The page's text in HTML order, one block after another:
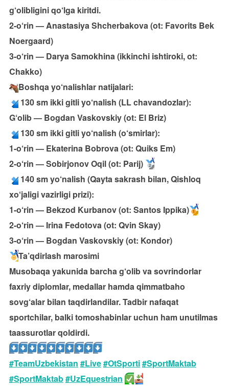
g‘olibligini qo‘lga kiritdi.
2-o‘rin — Anastasiya Shcherbakova (ot: Favorits Bek
Noergaard)
3-o‘rin — Darya Samokhina (ikkinchi ishtiroki, ot:
Chakko)
Boshqa yo‘nalishlar natijalari:
130 sm ikki gitli yo‘nalish (LL chavandozlar):
G‘olib — Bogdan Vaskovskiy (ot: El Briz)
130 sm ikki gitli yo‘nalish (o‘smirlar):
1-o‘rin — Ekaterina Bobrova (ot: Quiks Em)
2-o‘rin — Sobirjonov Oqil (ot: Parij)
140 sm yo‘nalish (Qayta sakrash bilan, Qishloq
xo‘jaligi vazirligi prizi):
1-o‘rin — Bekzod Kurbanov (ot: Santos Ippika)
2-o‘rin — Irina Fedotova (ot: Qvin Skay)
3-o‘rin — Bogdan Vaskovskiy (ot: Kondor)
Ta’qdirlash marosimi
Musobaqa yakunida barcha g‘olib va sovrindorlar
faxriy diplomlar, medallar hamda qimmatbaho
sovg‘alar bilan taqdirlandilar. Tadbir nafaqat
sportchilar, balki tomoshabinlar uchun ham unutilmas
taassurotlar qoldirdi.
#TeamUzbekistan #Live#OtSporti#SportMaktab
#SportMaktab#UzEquestrian